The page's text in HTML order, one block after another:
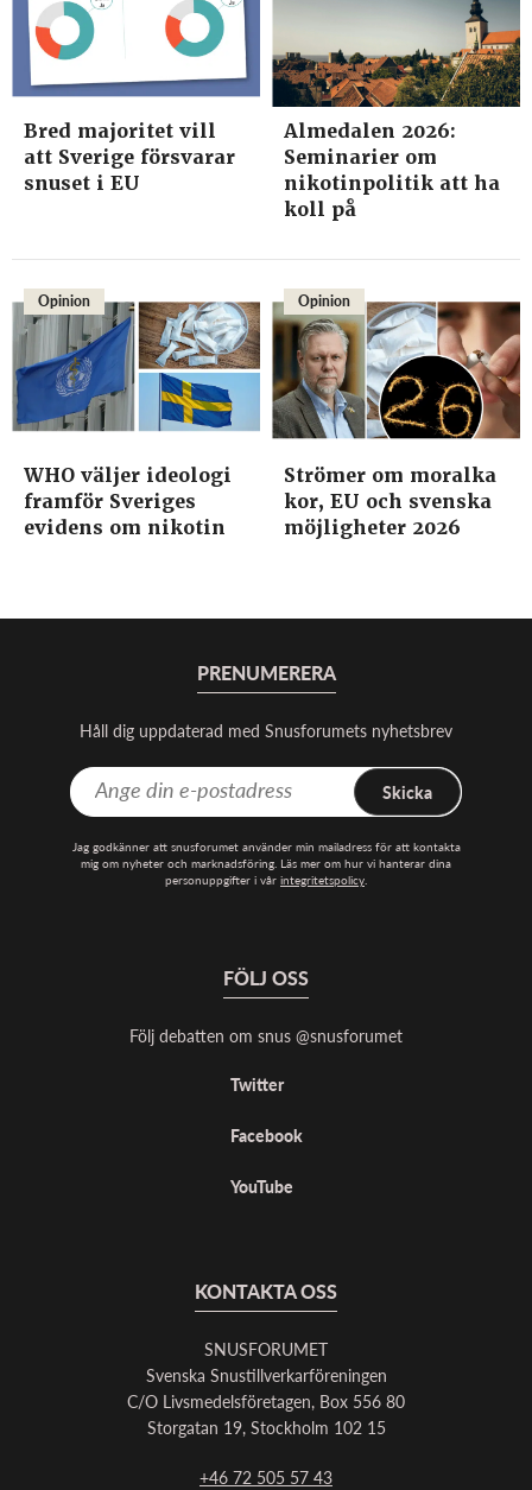
Bred majoritet vill
att Sverige försvarar
snuset i EU
Almedalen 2026:
Seminarier om
nikotinpolitik att ha
koll på
Opinion
WHO väljer ideologi
framför Sveriges
evidens om nikotin
Opinion
Strömer om moralka
kor, EU och svenska
möjligheter 2026
PRENUMERERA
Håll dig uppdaterad med Snusforumets nyhetsbrev
Skicka
Jag godkänner att snusforumet använder min mailadress för att kontakta
mig om nyheter och marknadsföring. Läs mer om hur vi hanterar dina
personuppgifter i vår integritetspolicy.
FÖLJ OSS
Följ debatten om snus @snusforumet
Twitter
Facebook
YouTube
KONTAKTA OSS
SNUSFORUMET
Svenska Snustillverkarföreningen
C/O Livsmedelsföretagen, Box 556 80
Storgatan 19, Stockholm 102 15
+46 72 505 57 43